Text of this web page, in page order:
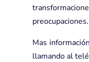
preocupaciones.
Mas
llamando al